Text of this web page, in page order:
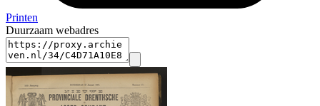
Printen
Duurzaam webadres